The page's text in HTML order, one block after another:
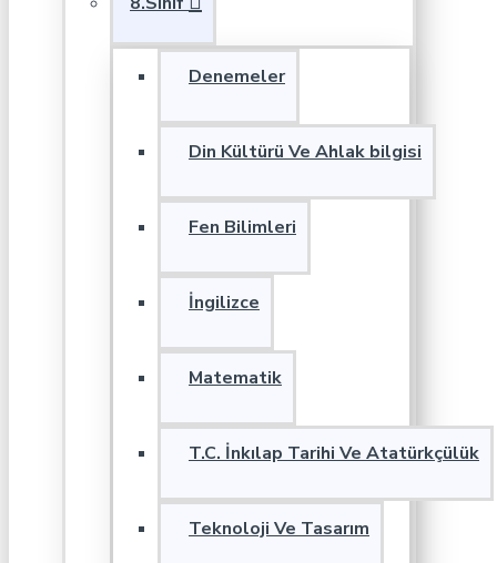
Denemeler
Din Kültürü Ve Ahlak bilgisi
Fen Bilimleri
İngilizce
Matematik
T.C. İnkılap Tarihi Ve Atatürkçülük
Teknoloji Ve Tasarım